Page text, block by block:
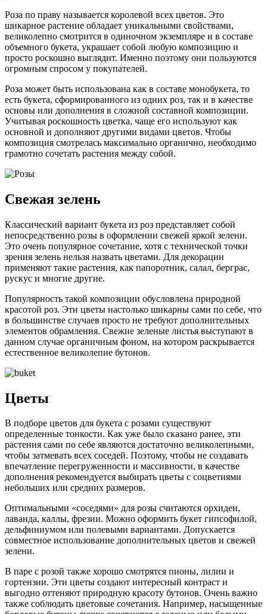
Роза по праву называется королевой всех цветов. Это
шикарное растение обладает уникальными свойствами,
великолепно смотрится в одиночном экземпляре и в составе
объемного букета, украшает собой любую композицию и
просто роскошно выглядит. Именно поэтому они пользуются
огромным спросом у покупателей.
Роза может быть использована как в составе монобукета, то
есть букета, сформированного из одних роз, так и в качестве
основы или дополнения в сложной составной композиции.
Учитывая роскошность цветка, чаще его используют как
основной и дополняют другими видами цветов. Чтобы
композиция смотрелась максимально органично, необходимо
грамотно сочетать растения между собой.
Свежая зелень
Классический вариант букета из роз представляет собой
непосредственно розы в оформлении свежей яркой зелени.
Это очень популярное сочетание, хотя с технической точки
зрения зелень нельзя назвать цветами. Для декорации
применяют такие растения, как папоротник, салал, берграс,
рускус и многие другие.
Популярность такой композиции обусловлена природной
красотой роз. Эти цветы настолько шикарны сами по себе, что
в большинстве случаев просто не требуют дополнительных
элементов обрамления. Свежие зеленые листья выступают в
данном случае органичным фоном, на котором раскрывается
естественное великолепие бутонов.
Цветы
В подборе цветов для букета с розами существуют
определенные тонкости. Как уже было сказано ранее, эти
растения сами по себе являются достаточно великолепными,
чтобы затмевать всех соседей. Поэтому, чтобы не создавать
впечатление перегруженности и массивности, в качестве
дополнения рекомендуется выбирать цветы с соцветиями
небольших или средних размеров.
Оптимальными «соседями» для розы считаются орхидеи,
лаванда, каллы, фрезии. Можно оформить букет гипсофилой,
дельфиниумом или полевыми вариантами. Допускается
совместное использование дополнительных цветов и свежей
зелени.
В паре с розой также хорошо смотрятся пионы, лилии и
гортензии. Эти цветы создают интересный контраст и
выгодно оттеняют природную красоту бутонов. Очень важно
также соблюдать цветовые сочетания. Например, насыщенные